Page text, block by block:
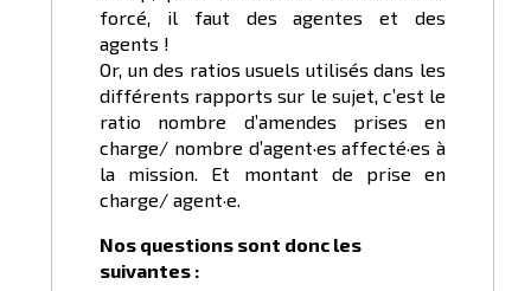
forcé, il faut des agentes et des
agents !
Or, un des ratios usuels utilisés dans les
différents rapports sur le sujet, c’est le
ratio nombre d’amendes prises en
charge/ nombre d’agent·es affecté·es à
la mission. Et montant de prise en
charge/ agent·e.
Nos questions sont donc les
suivantes :